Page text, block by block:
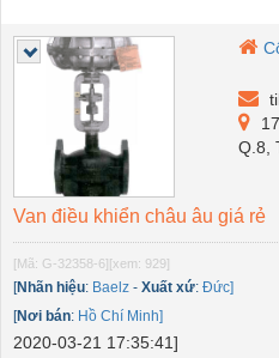
Q.8,
Van điều khiển châu âu giá rẻ
[Mã: G-32358-6][xem: 929]
[Nhãn hiệu: Baelz - Xuất xứ: Đức]
[Nơi bán: Hồ Chí Minh]
2020-03-21 17:35:41]